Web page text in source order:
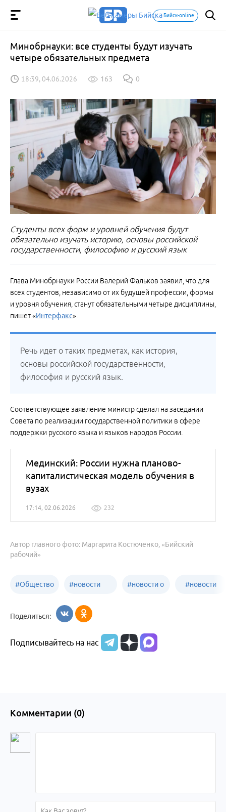
Бийск-online
Минобрнауки: все студенты будут изучать
четыре обязательных предмета
18:39, 04.06.2026 163 0
Студенты всех форм и уровней обучения будут
обязательно изучать историю, основы российской
государственности, философию и русский язык
Глава Минобрнауки России Валерий Фальков заявил, что для
всех студентов, независимо от их будущей профессии, формы
и уровня обучения, станут обязательными четыре дисциплины,
пишет «Интерфакс».
Речь идет о таких предметах, как история,
основы российской государственности,
философия и русский язык.
Соответствующее заявление министр сделал на заседании
Совета по реализации государственной политики в сфере
поддержки русского языка и языков народов России.
Мединский: России нужна планово-
капиталистическая модель обучения в
вузах
17:14, 02.06.2026 232
Автор главного фото: Маргарита Костюченко, «Бийский
рабочий»
#Общество #новости
образования
#новости о
Алтайского
#новости
Поделиться:
Подписывайтесь на нас
Комментарии (0)